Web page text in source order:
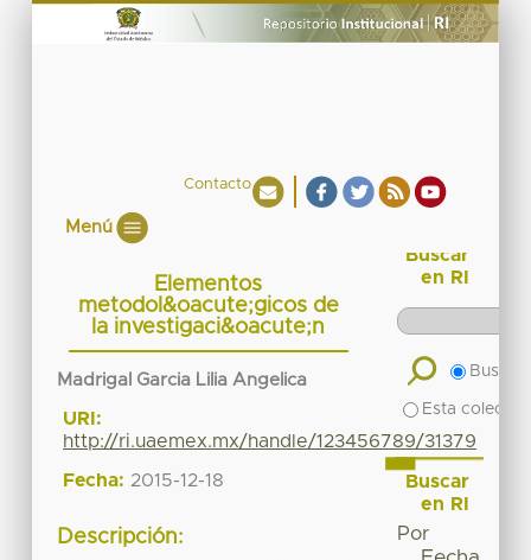
Contacto
Menú
Elementos
metodol&oacute;gicos de
la investigaci&oacute;n
Madrigal Garcia Lilia Angelica
URI:
http://ri.uaemex.mx/handle/123456789/31379
Fecha: 2015-12-18
Descripción:
Buscar
en RI
Buscar
Esta
Buscar
en RI
Por